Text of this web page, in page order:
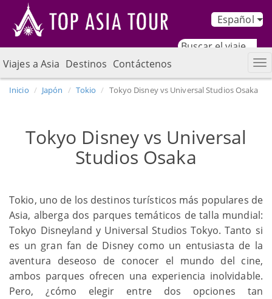
Español
Viajes a Asia Destinos Contáctenos
Inicio Japón Tokio Tokyo Disney vs Universal Studios Osaka
Tokyo Disney vs Universal
Studios Osaka
Tokio, uno de los destinos turísticos más populares de
Asia, alberga dos parques temáticos de talla mundial:
Tokyo Disneyland y Universal Studios Tokyo. Tanto si
es un gran fan de Disney como un entusiasta de la
aventura deseoso de conocer el mundo del cine,
ambos parques ofrecen una experiencia inolvidable.
Pero, ¿cómo elegir entre dos opciones tan